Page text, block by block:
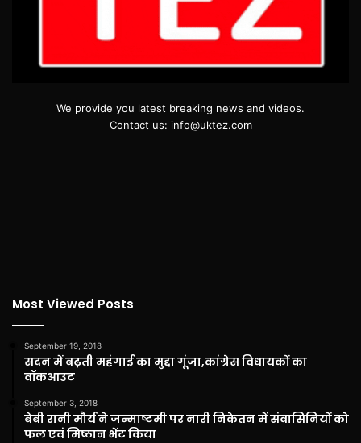
We provide you latest breaking news and videos.
Contact us: info@uktez.com
Most Viewed Posts
September 19, 2018
सदन में बढ़ती महंगाई का मुद्दा गूंजा,कांग्रेस विधायकों का
वॉकआउट
September 3, 2018
बेबी रानी मौर्य ने जन्माष्टमी पर नारी निकेतन में संवासिनियों को
फल एवं मिष्ठान भेंट किया